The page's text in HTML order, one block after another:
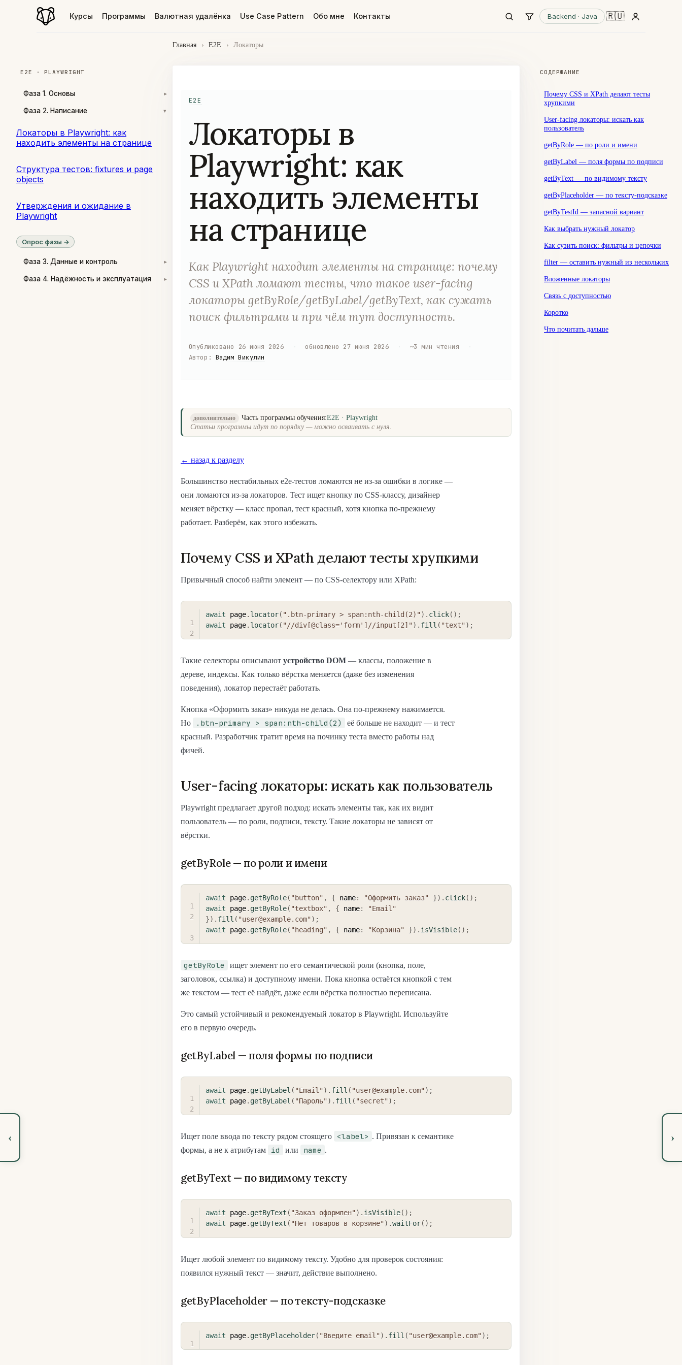
Курсы Программы Валютная удалёнка Use Case Pattern Обо мне Контакты Backend · Java 🇷🇺
E2E · PLAYWRIGHT
Фаза 1. Основы ▾
Фаза 2. Написание ▾
Локаторы в Playwright: как
находить элементы на странице
Структура тестов: fixtures и page
objects
Утверждения и ожидание в
Playwright
Опрос фазы →
Фаза 3. Данные и контроль ▾
Фаза 4. Надёжность и эксплуатация ▾
‹
Главная › E2E › Локаторы
E2E
Локаторы в
Playwright: как
находить элементы
на странице
Как Playwright находит элементы на странице: почему
CSS и XPath ломают тесты, что такое user-facing
локаторы getByRole/getByLabel/getByText, как сужать
поиск фильтрами и при чём тут доступность.
Опубликовано 26 июня 2026 обновлено 27 июня 2026 ~3 мин чтения
Автор : Вадим Викулин
дополнительно Часть программы обучения:E2E · Playwright
Статьи программы идут по порядку — можно осваивать с нуля.
← назад к разделу
Большинство нестабильных e2e-тестов ломаются не из-за ошибки в логике —
они ломаются из-за локаторов. Тест ищет кнопку по CSS-классу, дизайнер
меняет вёрстку — класс пропал, тест красный, хотя кнопка по-прежнему
работает. Разберём, как этого избежать.
Почему CSS и XPath делают тесты хрупкими
Привычный способ найти элемент — по CSS-селектору или XPath:
await page. locator( ".btn-primary > span:nth-child(2)") . click( ) ;
await page. locator( "//div[@class='form']//input[2]") . fill ( "text") ;
Такие селекторы описывают устройство DOM — классы, положение в
дереве, индексы. Как только вёрстка меняется (даже без изменения
поведения), локатор перестаёт работать.
Кнопка «Оформить заказ» никуда не делась. Она по-прежнему нажимается.
Но
.btn-primary > span:nth-child(2)
её больше не находит — и тест
красный. Разработчик тратит время на починку теста вместо работы над
фичей.
User-facing локаторы: искать как пользователь
Playwright предлагает другой подход: искать элементы так, как их видит
пользователь — по роли, подписи, тексту. Такие локаторы не зависят от
вёрстки.
getByRole — по роли и имени
await page. getByRole( "button" , { name: "Оформить заказ" }) . click( ) ;
await page. getByRole( "textbox" , { name:
"Email"
}) . fill ( "user@example.com") ;
await page. getByRole( "heading" , { name: "Корзина" }) . isVisible( ) ;
getByRole
ищет элемент по его семантической роли (кнопка, поле,
заголовок, ссылка) и доступному имени. Пока кнопка остаётся кнопкой с тем
же текстом — тест её найдёт, даже если вёрстка полностью переписана.
Это самый устойчивый и рекомендуемый локатор в Playwright. Используйте
его в первую очередь.
getByLabel — поля формы по подписи
await page. getByLabel ( "Email") . fill ( "user@example.com") ;
await page. getByLabel ( "Пароль") . fill ( "secret") ;
Ищет поле ввода по тексту рядом стоящего <label> . Привязан к семантике
формы, а не к атрибутам
id или name .
getByText — по видимому тексту
await page. getByText ( "Заказ оформлен") . isVisible( ) ;
await page. getByText ( "Нет товаров в корзине") .waitFor( ) ;
Ищет любой элемент по видимому тексту. Удобно для проверок состояния:
появился нужный текст — значит, действие выполнено.
getByPlaceholder — по тексту-подсказке
await page. getByPlaceholder( "Введите email") . fill ( "user@example.com") ;
›
СОДЕРЖАНИЕ
Почему CSS и XPath делают тесты
хрупкими
User-facing локаторы: искать как
пользователь
getByRole — по роли и имени
getByLabel — поля формы по подписи
getByText — по видимому тексту
getByPlaceholder — по тексту-подсказке
getByTestId — запасной вариант
Как выбрать нужный локатор
Как сузить поиск: фильтры и цепочки
filter — оставить нужный из нескольких
Вложенные локаторы
Связь с доступностью
Коротко
Что почитать дальше